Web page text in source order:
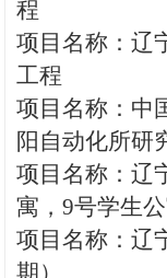
程
项目名称：辽
工程
项目名称：中
阳自动化所研
项目名称：辽
寓，9号学生
项目名称：辽
期）